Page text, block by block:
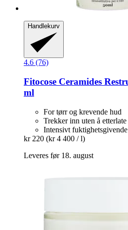
Handlekurv
4.6 (76)
Fitocose Ceramides
ml
For tørr og krevende hud
Trekker inn uten å
Intensivt fuktighetsgivende
kr 220 (kr 4 400 / l)
Leveres før 18. august